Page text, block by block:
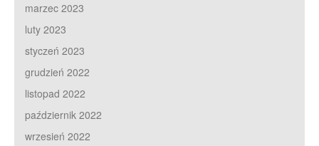
marzec 2023
luty 2023
styczeń 2023
grudzień 2022
listopad 2022
październik 2022
wrzesień 2022